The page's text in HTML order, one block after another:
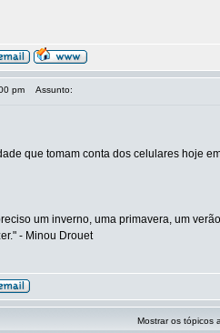
pm Assunto:
que tomam conta dos celulares hoje
um inverno, uma primavera, um
- Minou Drouet
Mostrar os tópicos